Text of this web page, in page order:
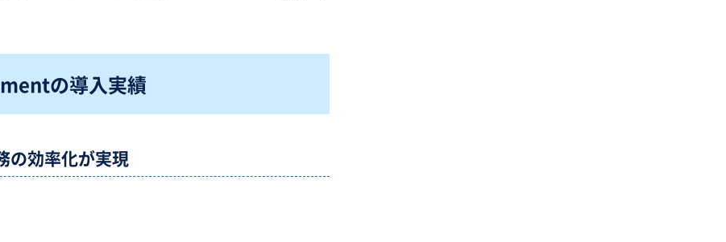
の導入実績
の効率化が実現